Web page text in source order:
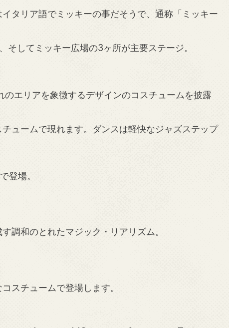
タリア語でミッキーの事だそうで、通称「ミッキー
してミッキー広場の3ヶ所が主要ステージ。
エリアを象徴するデザインのコスチュームを披露
ュームで現れます。ダンスは軽快なジャズステップ
登場。
調和のとれたマジック・リアリズム。
スチュームで登場します。